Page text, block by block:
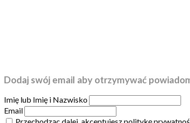
Dodaj swój email aby otrzymywać
Imię lub Imię i Nazwisko
Email